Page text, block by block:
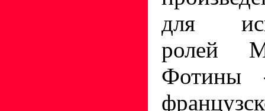
для
ролей
Фотины